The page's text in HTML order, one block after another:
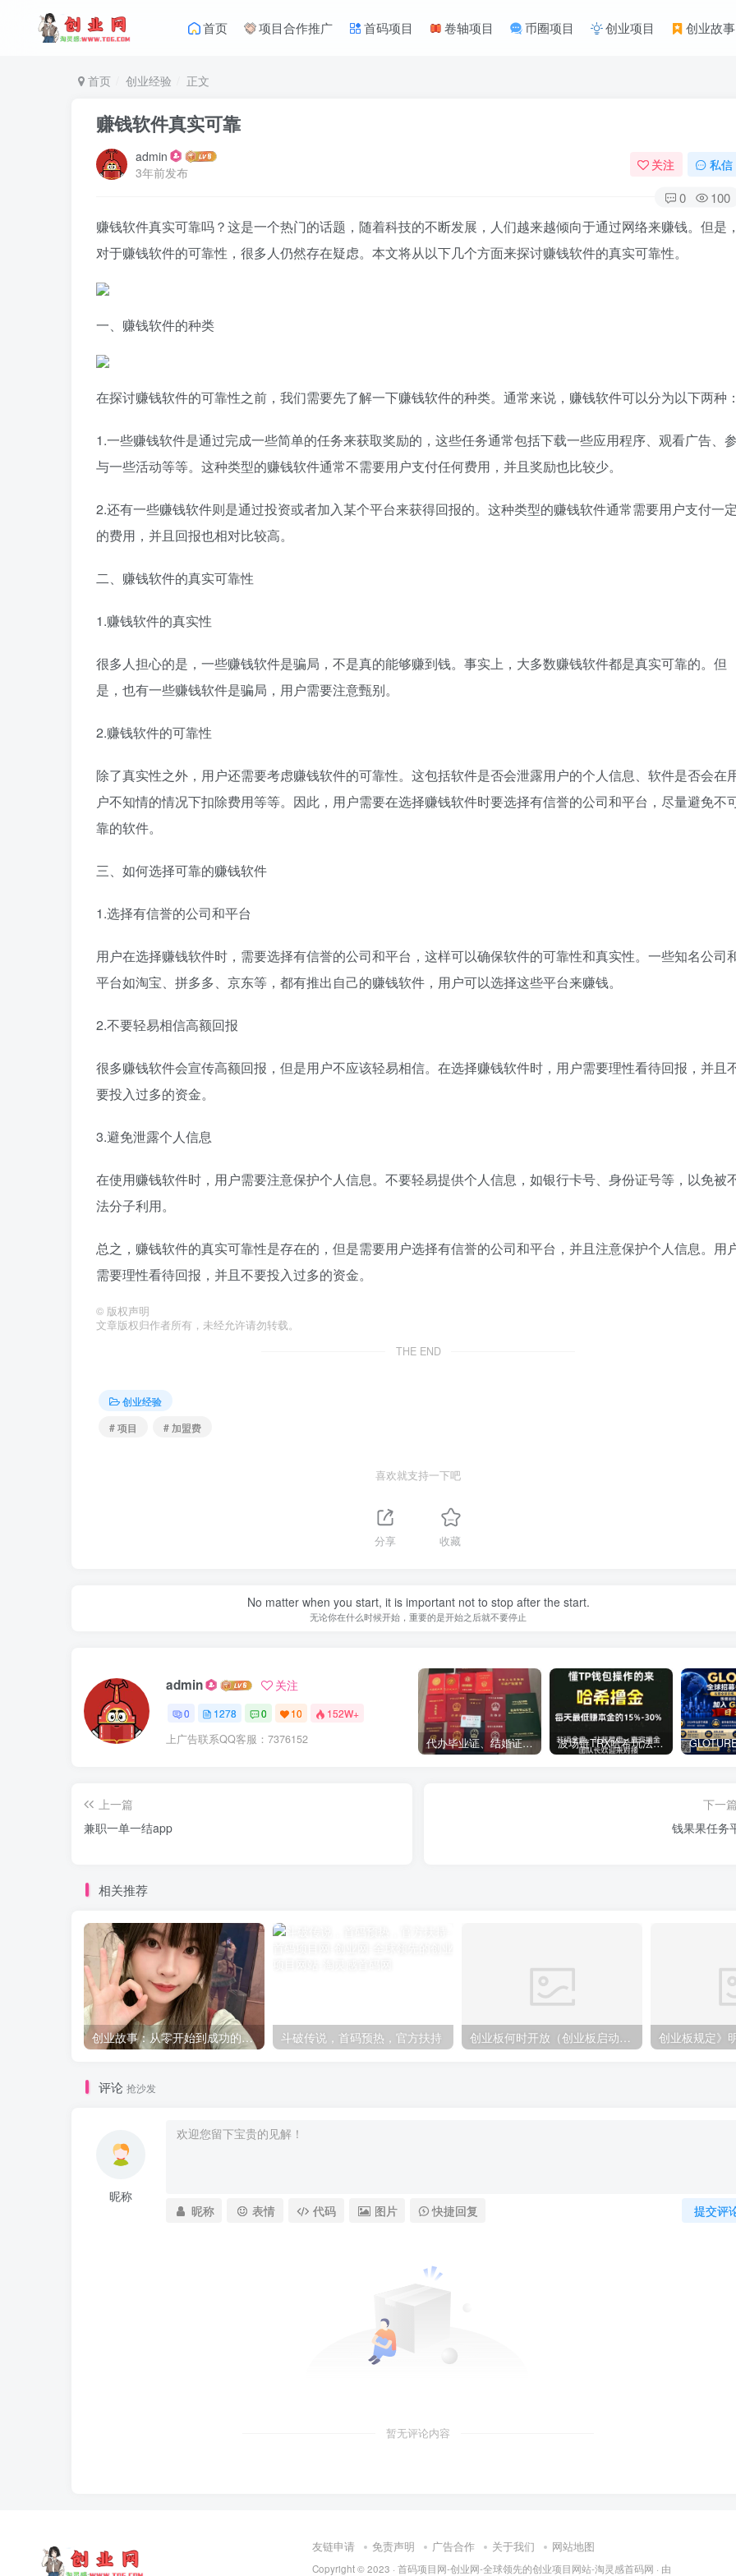
首页 项目合作推广 首码项目 卷轴项目 币圈项目 创业项目 创业故事
首页 创业经验 正文
赚钱软件真实可靠
admin
3年前发布
关注 私信
0 100
赚钱软件真实可靠吗？这是一个热门的话题，随着科技的不断发展，人们越来越倾向于通过网络来赚钱。但是
对于赚钱软件的可靠性，很多人仍然存在疑虑。本文将从以下几个方面来探讨赚钱软件的真实可靠性。
一、赚钱软件的种类
在探讨赚钱软件的可靠性之前，我们需要先了解一下赚钱软件的种类。通常来说，赚钱软件可以分为以下两种
1.一些赚钱软件是通过完成一些简单的任务来获取奖励的，这些任务通常包括下载一些应用程序、观看广告、
与一些活动等等。这种类型的赚钱软件通常不需要用户支付任何费用，并且奖励也比较少。
2.还有一些赚钱软件则是通过投资或者加入某个平台来获得回报的。这种类型的赚钱软件通常需要用户支付一
的费用，并且回报也相对比较高。
二、赚钱软件的真实可靠性
1.赚钱软件的真实性
很多人担心的是，一些赚钱软件是骗局，不是真的能够赚到钱。事实上，大多数赚钱软件都是真实可靠的。但
是，也有一些赚钱软件是骗局，用户需要注意甄别。
2.赚钱软件的可靠性
除了真实性之外，用户还需要考虑赚钱软件的可靠性。这包括软件是否会泄露用户的个人信息、软件是否会在
户不知情的情况下扣除费用等等。因此，用户需要在选择赚钱软件时要选择有信誉的公司和平台，尽量避免不
靠的软件。
三、如何选择可靠的赚钱软件
1.选择有信誉的公司和平台
用户在选择赚钱软件时，需要选择有信誉的公司和平台，这样可以确保软件的可靠性和真实性。一些知名公司
平台如淘宝、拼多多、京东等，都有推出自己的赚钱软件，用户可以选择这些平台来赚钱。
2.不要轻易相信高额回报
很多赚钱软件会宣传高额回报，但是用户不应该轻易相信。在选择赚钱软件时，用户需要理性看待回报，并且
要投入过多的资金。
3.避免泄露个人信息
在使用赚钱软件时，用户需要注意保护个人信息。不要轻易提供个人信息，如银行卡号、身份证号等，以免被
法分子利用。
总之，赚钱软件的真实可靠性是存在的，但是需要用户选择有信誉的公司和平台，并且注意保护个人信息。用
需要理性看待回报，并且不要投入过多的资金。
© 版权声明
文章版权归作者所有，未经允许请勿转载。
THE END
创业经验
# 项目
# 加盟费
喜欢就支持一下吧
分享 收藏
No matter when you start, it is important not to stop after the start.
无论你在什么时候开始，重要的是开始之后就不要停止
admin 关注
0 1278 0 10 152W+
上广告联系QQ客服：7376152 代办毕业证、结婚证、房产证、不动产权证书、离婚证、中专/大专/高中 ​波场链TRX哈希玩法深度解析：低门槛也能实现稳定回报的新思路
上一篇
兼职一单一结app
下一
钱果果任务
相关推荐
创业故事：从零开始到成功的非凡旅程 斗破传说，首码预热，官方扶持 创业板何时开放（创业板启动时间）
评论 抢沙发
昵称
提交评
昵称 表情 代码 图片 快捷回复
暂无评论内容
友链申请 免责声明 广告合作 关于我们 网站地图
Copyright © 2023 · 首码项目网-创业网-全球领先的创业项目网站-淘灵感首码网 · 由